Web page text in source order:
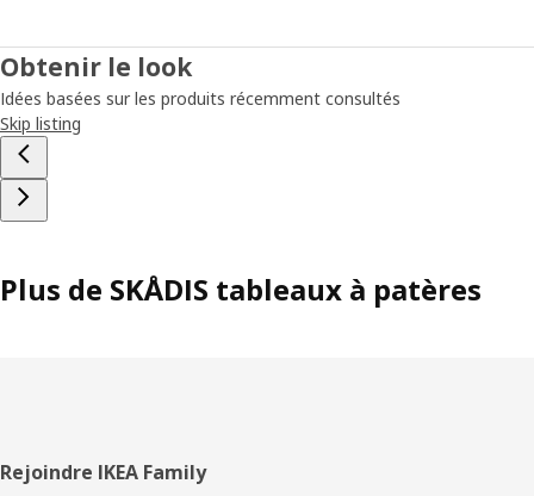
Obtenir le look
Idées basées sur les produits récemment consultés
Skip listing
Plus de SKÅDIS tableaux à patères
Pied
Rejoindre IKEA Family